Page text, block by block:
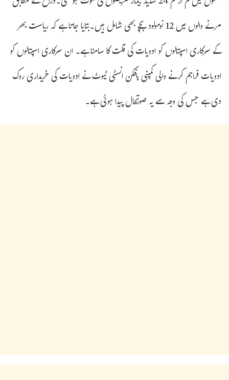
مرنے والوں میں 12 نومولود بچے بھی شامل ہیں۔بتایا جاتا ہے کہ ریاست بھر
کے سرکاری اسپتالوں کو ادویات کی قلت کا سامنا ہے۔ ان سرکاری اسپتالوں کو
ادویات فراہم کرنے والی کمپنی ہافکن انسٹی ٹیوٹ نے ادویات کی خریداری روک
دی ہے جس کی وجہ سے یہ صورتحال پیدا ہوئی ہے۔